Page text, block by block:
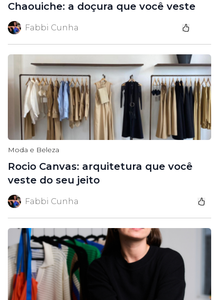
Chaouiche: a doçura que você veste
Fabbi Cunha
Moda e Beleza
Rocio Canvas: arquitetura que você
veste do seu jeito
Fabbi Cunha